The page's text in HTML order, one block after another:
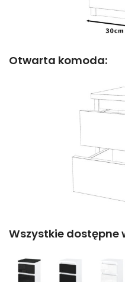
Otwarta komoda:
Wszystkie